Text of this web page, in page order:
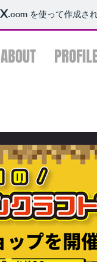
.com を使って作成さ
ABOUT